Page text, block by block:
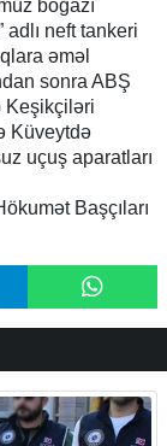
boğazı
adlı neft tankeri
əməl
sonra ABŞ
Keşikçiləri
Küveytdə
uçuş aparatları
Başçıları